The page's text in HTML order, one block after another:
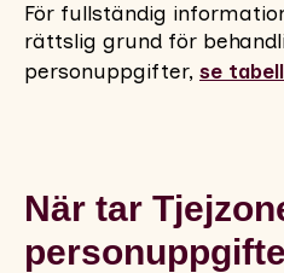
För fullständig
rättslig grund för
personuppgifter, se
När tar